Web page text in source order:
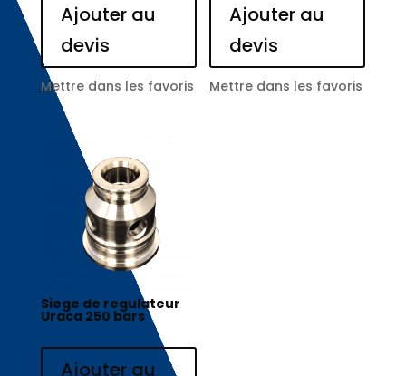
Ajouter au
devis
Mettre dans les favoris
Ajouter au
devis
Mettre dans les favoris
Siege de regulateur
Uraca 250 bars
Ajouter au